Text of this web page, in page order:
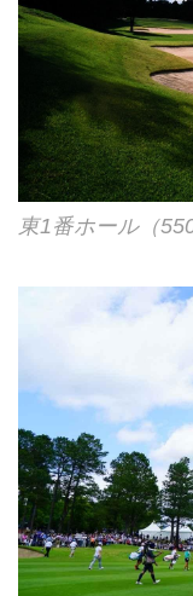
東1番ホール（